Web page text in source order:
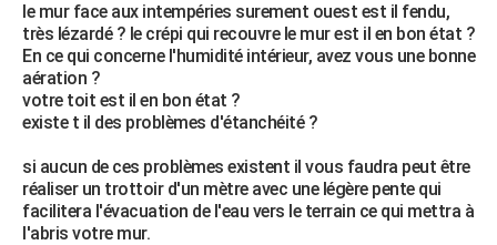
le mur face aux intempéries surement ouest est il fendu,
très lézardé ? le crépi qui recouvre le mur est il en bon état ?
En ce qui concerne l'humidité intérieur, avez vous une bonne
aération ?
votre toit est il en bon état ?
existe t il des problèmes d'étanchéité ?
si aucun de ces problèmes existent il vous faudra peut être
réaliser un trottoir d'un mètre avec une légère pente qui
facilitera l'évacuation de l'eau vers le terrain ce qui mettra à
l'abris votre mur.